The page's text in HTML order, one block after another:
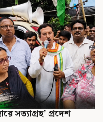
সত্যাগ্রহ’ প্রদেশ